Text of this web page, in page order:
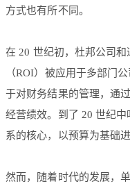
方式也有所不同。
在 20 世纪初，杜邦公司
（ROI）被应用于多部门
于对财务结果的管理，通
经营绩效。到了 20 世纪
系的核心，以预算为基础
然而，随着时代的发展，